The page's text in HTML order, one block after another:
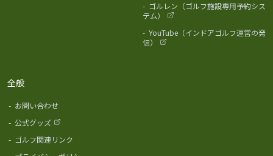
- ゴルレン（ゴルフ施設専用予約シス
テム）
- YouTube（インドアゴルフ運営の発
信）
全般
- お問い合わせ
- 公式グッズ
- ゴルフ関連リンク